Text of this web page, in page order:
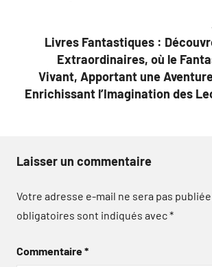
Livres Fantastiques :
Extraordinaires, où le
Vivant, Apportant une
Enrichissant l’Imagination des
Laisser un commentaire
Votre adresse e-mail ne sera pas publiée.
obligatoires sont indiqués avec*
Commentaire*